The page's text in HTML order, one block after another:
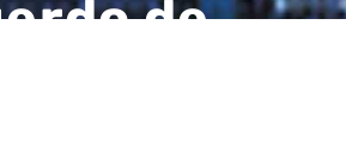
de